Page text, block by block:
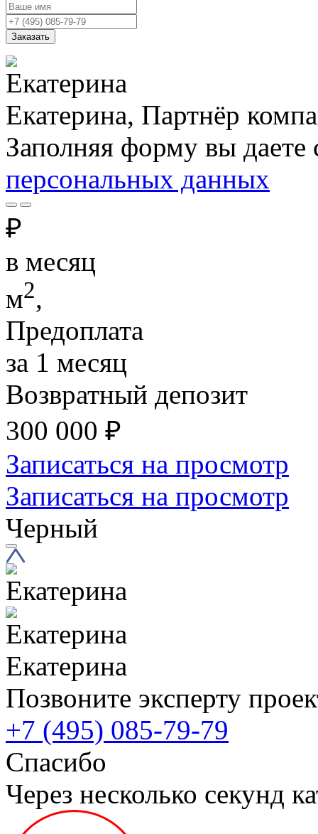
Заказать
Екатерина, Партнёр
Заполняя форму вы даете
персональных данных
₽
в месяц
м2,
Предоплата
за 1 месяц
Возвратный депозит
300 000 ₽
Записаться на просмотр
Записаться на просмотр
Черный
Екатерина
Позвоните эксперту
+7 (495) 085-79-79
Спасибо
Через несколько секунд